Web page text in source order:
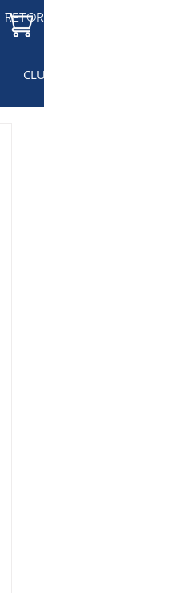
RETORNAR À LOJA
CLUBE DO ELETRICISTA